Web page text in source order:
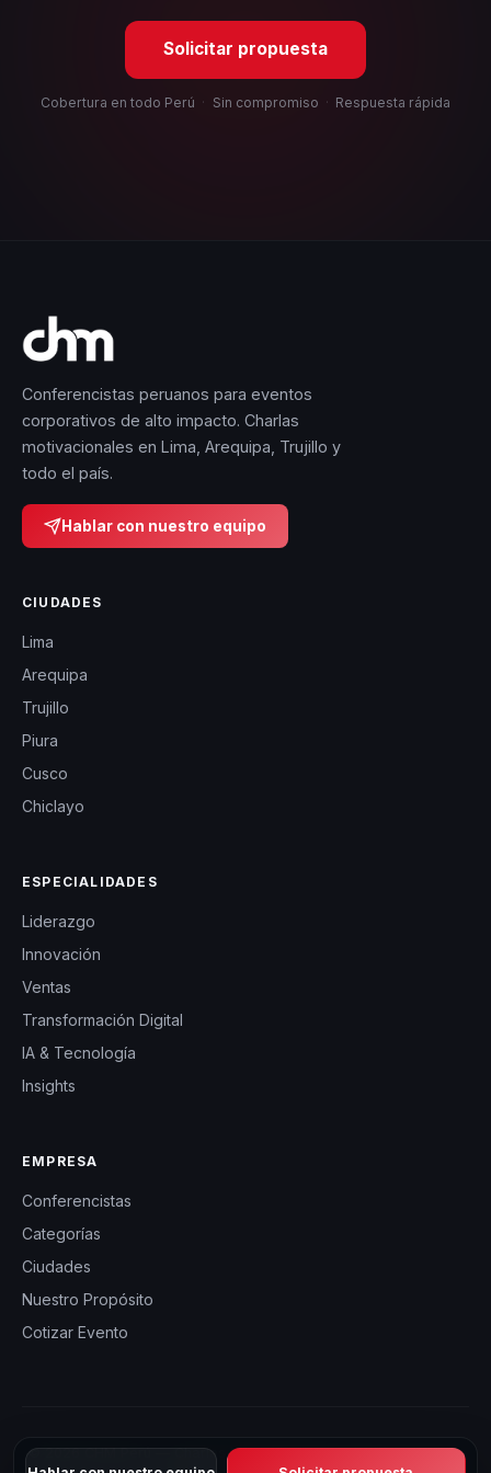
Solicitar propuesta
Cobertura en todo Perú · Sin compromiso · Respuesta rápida
Conferencistas peruanos para eventos
corporativos de alto impacto. Charlas
motivacionales en Lima, Arequipa, Trujillo y
todo el país.
Hablar con nuestro equipo
CIUDADES
Lima
Arequipa
Trujillo
Piura
Cusco
Chiclayo
ESPECIALIDADES
Liderazgo
Innovación
Ventas
Transformación Digital
IA & Tecnología
Insights
EMPRESA
Conferencistas
Categorías
Ciudades
Nuestro Propósito
Cotizar Evento
© 2026 CHM Perú — Charlas Motivacionales en Perú. Todos los